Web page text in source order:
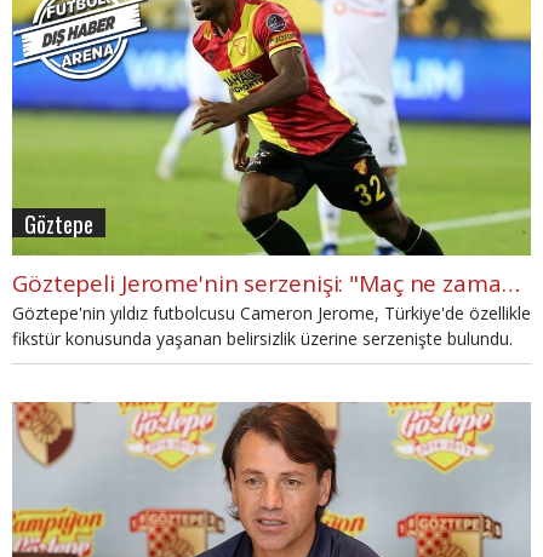
Göztepe
Göztepeli Jerome'nin serzenişi: "Maç ne zaman bilmiyoruz!"
Göztepe'nin yıldız futbolcusu Cameron Jerome, Türkiye'de özellikle
fikstür konusunda yaşanan belirsizlik üzerine serzenişte bulundu.